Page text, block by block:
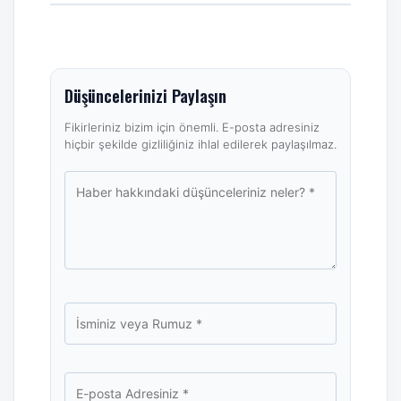
Düşüncelerinizi Paylaşın
Fikirleriniz bizim için önemli. E-posta adresiniz
hiçbir şekilde gizliliğiniz ihlal edilerek paylaşılmaz.